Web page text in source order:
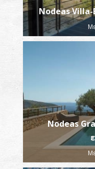
Nodeas Villa-
Nodeas